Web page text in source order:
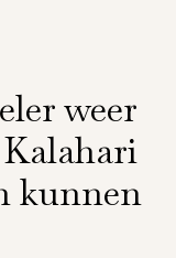
weer
kunnen